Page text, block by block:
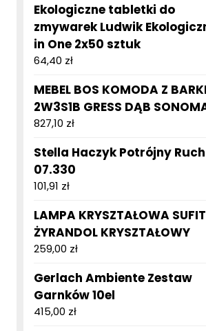
Ekologiczne tabletki do
zmywarek Ludwik
in One 2x50 sztuk
64,40 zł
MEBEL BOS KOMODA Z
2W3S1B GRESS DĄB
827,10 zł
Stella Haczyk Potrójny
07.330
101,91 zł
LAMPA KRYSZTAŁOWA
ŻYRANDOL KRYSZTAŁOWY
259,00 zł
Gerlach Ambiente Zestaw
Garnków 10el
415,00 zł